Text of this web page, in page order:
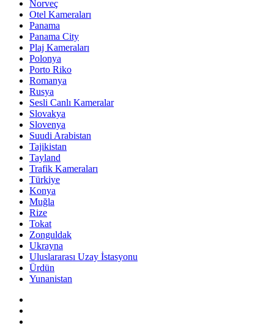
Norveç
Otel Kameraları
Panama
Panama City
Plaj Kameraları
Polonya
Porto Riko
Romanya
Rusya
Sesli Canlı Kameralar
Slovakya
Slovenya
Suudi Arabistan
Tajikistan
Tayland
Trafik Kameraları
Türkiye
Konya
Muğla
Rize
Tokat
Zonguldak
Ukrayna
Uluslararası Uzay İstasyonu
Ürdün
Yunanistan